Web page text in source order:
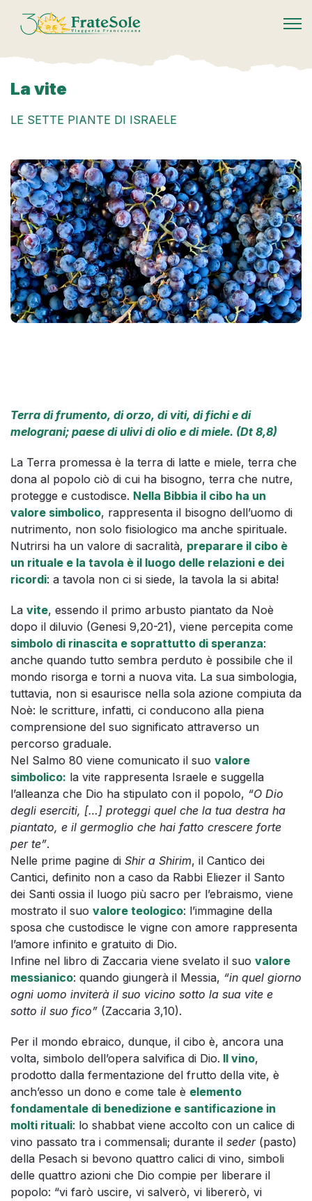
FrateSole Viaggeria Francescana
La vite
LE SETTE PIANTE DI ISRAELE
Terra di frumento, di orzo, di viti, di fichi e di
melograni; paese di ulivi di olio e di miele. (Dt 8,8)
La Terra promessa è la terra di latte e miele, terra che
dona al popolo ciò di cui ha bisogno, terra che nutre,
protegge e custodisce. Nella Bibbia il cibo ha un
valore simbolico, rappresenta il bisogno dell’uomo di
nutrimento, non solo fisiologico ma anche spirituale.
Nutrirsi ha un valore di sacralità, preparare il cibo è
un rituale e la tavola è il luogo delle relazioni e dei
ricordi: a tavola non ci si siede, la tavola la si abita!
La vite, essendo il primo arbusto piantato da Noè
dopo il diluvio (Genesi 9,20-21), viene percepita come
simbolo di rinascita e soprattutto di speranza:
anche quando tutto sembra perduto è possibile che il
mondo risorga e torni a nuova vita. La sua simbologia,
tuttavia, non si esaurisce nella sola azione compiuta da
Noè: le scritture, infatti, ci conducono alla piena
comprensione del suo significato attraverso un
percorso graduale.
Nel Salmo 80 viene comunicato il suo valore
simbolico: la vite rappresenta Israele e suggella
l’alleanza che Dio ha stipulato con il popolo, “O Dio
degli eserciti, […] proteggi quel che la tua destra ha
piantato, e il germoglio che hai fatto crescere forte
per te”.
Nelle prime pagine di Shir a Shirim, il Cantico dei
Cantici, definito non a caso da Rabbi Eliezer il Santo
dei Santi ossia il luogo più sacro per l’ebraismo, viene
mostrato il suo valore teologico: l’immagine della
sposa che custodisce le vigne con amore rappresenta
l’amore infinito e gratuito di Dio.
Infine nel libro di Zaccaria viene svelato il suo valore
messianico: quando giungerà il Messia, “in quel giorno
ogni uomo inviterà il suo vicino sotto la sua vite e
sotto il suo fico” (Zaccaria 3,10).
Per il mondo ebraico, dunque, il cibo è, ancora una
volta, simbolo dell’opera salvifica di Dio. Il vino,
prodotto dalla fermentazione del frutto della vite, è
anch’esso un dono e come tale è elemento
fondamentale di benedizione e santificazione in
molti rituali: lo shabbat viene accolto con un calice di
vino passato tra i commensali; durante il seder(pasto)
della Pesach si bevono quattro calici di vino, simboli
delle quattro azioni che Dio compie per liberare il
popolo: “vi farò uscire, vi salverò, vi libererò, vi